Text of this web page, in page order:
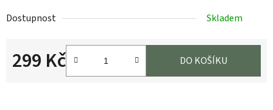
Dostupnost Skladem
299 Kč DO KOŠÍKU